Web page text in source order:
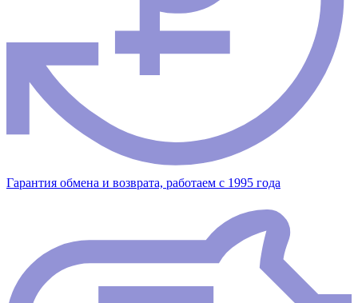
Гарантия обмена и возврата, работаем с 1995 года